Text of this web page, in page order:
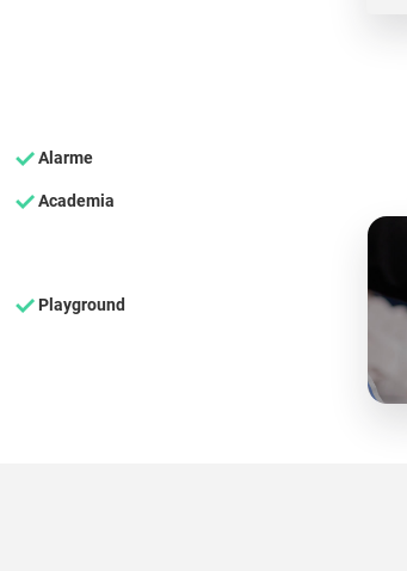
Alarme
Academia
Playground